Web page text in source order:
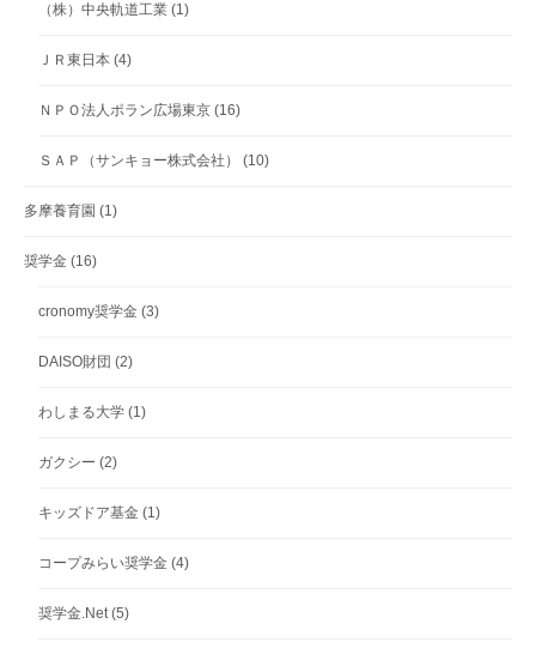
（株）中央軌道工業 (1)
ＪＲ東日本 (4)
ＮＰＯ法人ポラン広場東京 (16)
ＳＡＰ（サンキョー株式会社） (10)
多摩養育園 (1)
奨学金 (16)
cronomy奨学金 (3)
DAISO財団 (2)
わしまる大学 (1)
ガクシー (2)
キッズドア基金 (1)
コープみらい奨学金 (4)
奨学金.Net(5)